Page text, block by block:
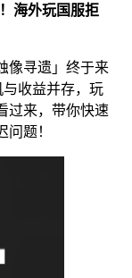
海外玩国服拒
像寻遗」终于来
收益并存，玩
过来，带你快速
题！